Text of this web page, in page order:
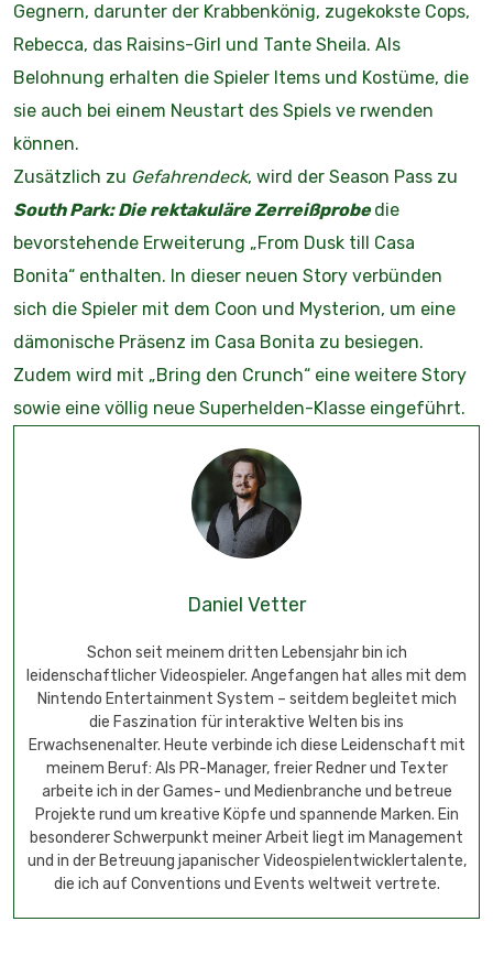
Gegnern, darunter der Krabbenkönig, zugekokste Cops,
Rebecca, das Raisins-Girl und Tante Sheila. Als
Belohnung erhalten die Spieler Items und Kostüme, die
sie auch bei einem Neustart des Spiels ve rwenden
können.
Zusätzlich zu Gefahrendeck, wird der Season Pass zu
South Park: Die rektakuläre Zerreißprobedie
bevorstehende Erweiterung „From Dusk till Casa
Bonita“ enthalten. In dieser neuen Story verbünden
sich die Spieler mit dem Coon und Mysterion, um eine
dämonische Präsenz im Casa Bonita zu besiegen.
Zudem wird mit „Bring den Crunch“ eine weitere Story
sowie eine völlig neue Superhelden-Klasse eingeführt.
Daniel Vetter
Schon seit meinem dritten Lebensjahr bin ich
leidenschaftlicher Videospieler. Angefangen hat alles mit dem
Nintendo Entertainment System – seitdem begleitet mich
die Faszination für interaktive Welten bis ins
Erwachsenenalter. Heute verbinde ich diese Leidenschaft mit
meinem Beruf: Als PR-Manager, freier Redner und Texter
arbeite ich in der Games- und Medienbranche und betreue
Projekte rund um kreative Köpfe und spannende Marken. Ein
besonderer Schwerpunkt meiner Arbeit liegt im Management
und in der Betreuung japanischer Videospielentwicklertalente,
die ich auf Conventions und Events weltweit vertrete.